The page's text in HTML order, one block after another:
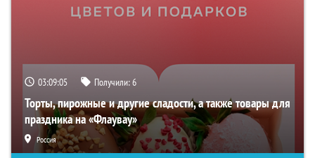
03:09:04 Получили:6
Торты, пирожные и другие сладости, а также товары для
праздника на «Флаувау»
Россия